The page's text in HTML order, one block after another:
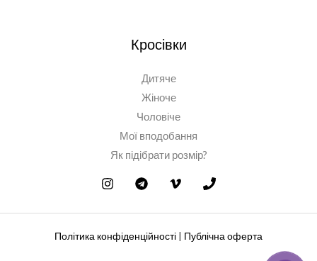
Кросівки
Дитяче
Жіноче
Чоловіче
Мої вподобання
Як підібрати розмір?
Політика конфіденційності Публічна оферта